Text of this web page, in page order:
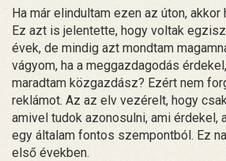
Ha már elindultam ezen az úton, akkor
Ez azt is jelentette, hogy voltak
évek, de mindig azt mondtam
vágyom, ha a meggazdagodás
maradtam közgazdász? Ezért nem
reklámot. Az az elv vezérelt, hogy
amivel tudok azonosulni, ami érdekel,
egy általam fontos szempontból. Ez
első években.